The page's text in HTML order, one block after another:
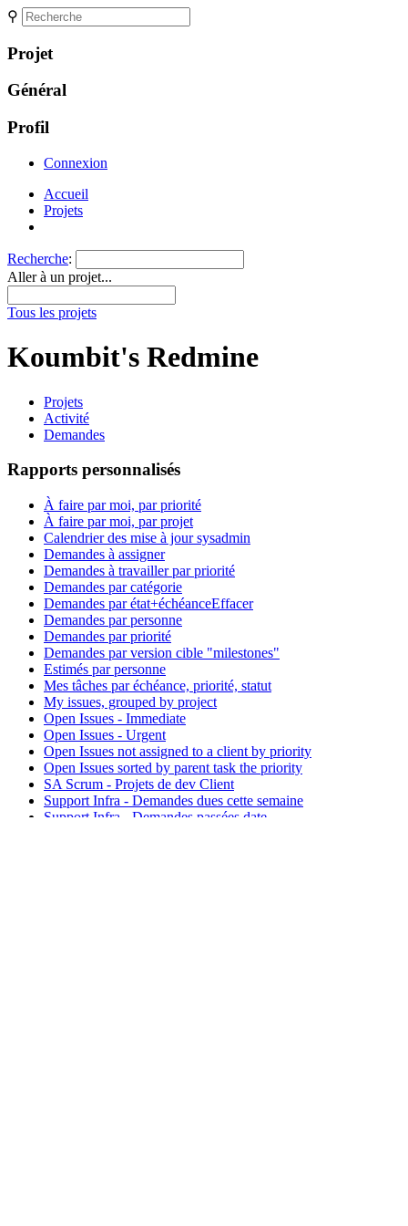
⚲
Projet
Général
Profil
Connexion
Accueil
Projets
Recherche:
Aller à un projet...
Tous les projets
Koumbit's Redmine
Projets
Activité
Demandes
Rapports personnalisés
À faire par moi, par priorité
À faire par moi, par projet
Calendrier des mise à jour sysadmin
Demandes à assigner
Demandes à travailler par priorité
Demandes par catégorie
Demandes par état+échéanceEffacer
Demandes par personne
Demandes par priorité
Demandes par version cible "milestones"
Estimés par personne
Mes tâches par échéance, priorité, statut
My issues, grouped by project
Open Issues - Immediate
Open Issues - Urgent
Open Issues not assigned to a client by priority
Open Issues sorted by parent task the priority
SA Scrum - Projets de dev Client
Support Infra - Demandes dues cette semaine
Support Infra - Demandes passées date